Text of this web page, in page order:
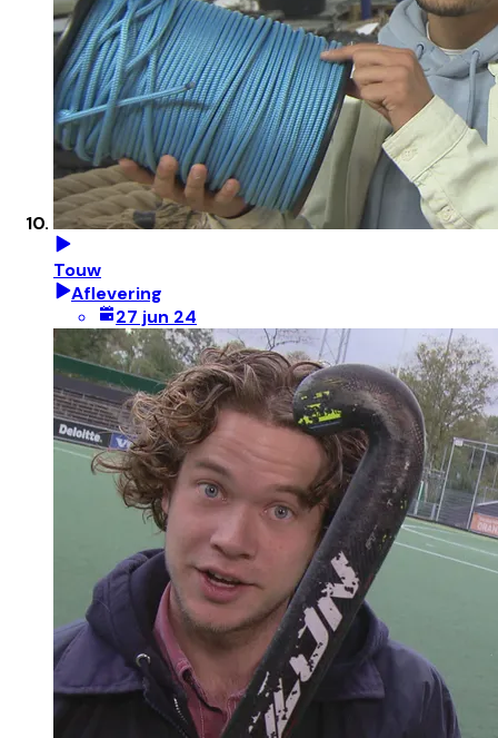
Touw
Aflevering
27 jun 24